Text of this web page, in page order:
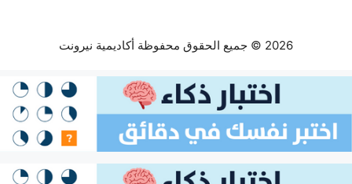
2026 © جميع الحقوق محفوظة أكاديمية نيرونت